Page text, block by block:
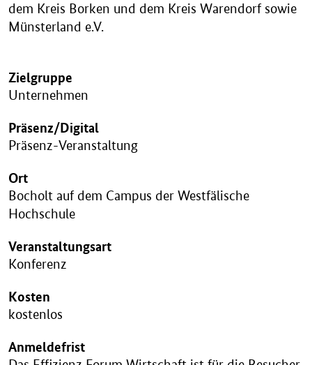
dem Kreis Borken und dem Kreis Warendorf sowie
Münsterland e.V.
Zielgruppe
Unternehmen
Präsenz/Digital
Präsenz-Veranstaltung
Ort
Bocholt auf dem Campus der Westfälische
Hochschule
Veranstaltungsart
Konferenz
Kosten
kostenlos
Anmeldefrist